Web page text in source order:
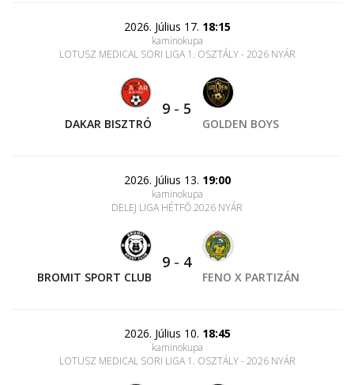
2026. Július 17. 18:15
kaminokupa
LOTUSZ MEDICAL SORI LIGA 1. OSZTÁLY - 2026 NYÁR
DAKAR BISZTRÓ
9 - 5
GOLDEN BOYS
2026. Július 13. 19:00
kaminokupa
DELEJ LIGA HÉTFŐ 2026 NYÁR
BROMIT SPORT CLUB
9 - 4
FENO X PARTIZÁN
2026. Július 10. 18:45
kaminokupa
LOTUSZ MEDICAL SORI LIGA 1. OSZTÁLY - 2026 NYÁR